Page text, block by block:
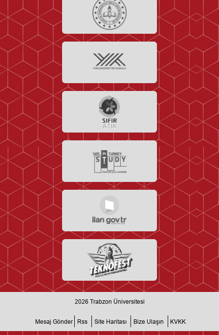
2026 Trabzon Üniversitesi
Mesaj Gönder Rss Site Haritası Bize Ulaşın KVKK